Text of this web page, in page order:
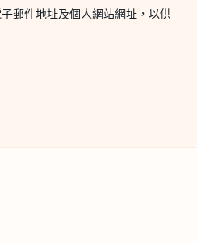
郵件地址及個人網站網址，以供